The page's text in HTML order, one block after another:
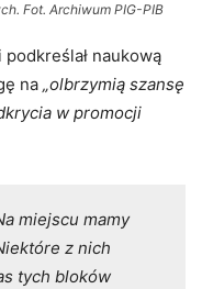
Fot. Archiwum PIG-PIB
naukową
na „olbrzymią szansę
w promocji
miejscu mamy
z nich
tych bloków